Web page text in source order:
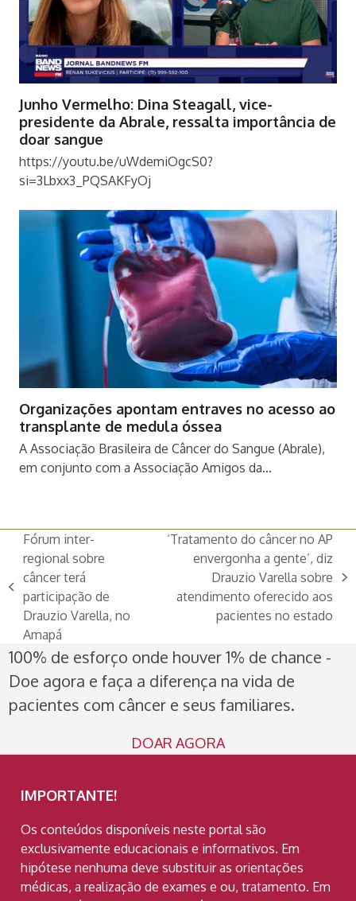
Junho Vermelho: Dina Steagall, vice-
presidente da Abrale, ressalta importância de
doar sangue
https://youtu.be/uWdemiOgcS0?
si=3Lbxx3_PQSAKFyOj
Organizações apontam entraves no acesso ao
transplante de medula óssea
A Associação Brasileira de Câncer do Sangue (Abrale),
em conjunto com a Associação Amigos da…
previous
post:
Fórum inter-
regional sobre
câncer terá
participação de
Drauzio Varella, no
Amapá
post:
‘Tratamento do câncer no AP
envergonha a gente’, diz
Drauzio Varella sobre
atendimento oferecido aos
pacientes no estado
100% de esforço onde houver 1% de chance -
Doe agora e faça a diferença na vida de
pacientes com câncer e seus familiares.
DOAR AGORA
IMPORTANTE!
Os conteúdos disponíveis neste portal são
exclusivamente educacionais e informativos. Em
hipótese nenhuma deve substituir as orientações
médicas, a realização de exames e ou, tratamento. Em